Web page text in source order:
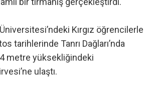
Kırgız öğrencilerle
tarihlerinde Tanrı Dağları’nda
metre yüksekliğindeki
ulaştı.